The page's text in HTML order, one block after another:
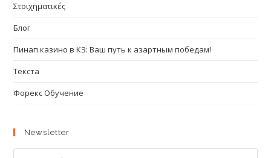
Στοιχηματικές
Блог
Пинап казино в КЗ: Ваш путь к азартным победам!
Текста
Форекс Обучение
Newsletter